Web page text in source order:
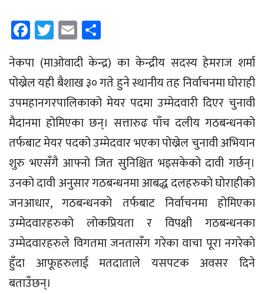
Facebook
Twitter
Email
नेकपा (माओवादी केन्द्र) का केन्द्रीय सदस्य हेमराज शर्मा
पोख्रेल यही बैशाख ३० गते हुने स्थानीय तह निर्वाचनमा घोराही
उपमहानगरपालिकाको मेयर पदमा उम्मेदवारी दिएर चुनावी
मैदानमा होमिएका छन्। सत्तारुढ पाँच दलीय गठबन्धनको
तर्फबाट मेयर पदको उम्मेदवार भएका पोख्रेल चुनावी अभियान
शुरु भएसँगै आफ्नो जित सुनिश्चित भइसकेको दावी गर्छन्।
उनको दावी अनुसार गठबन्धनमा आबद्ध दलहरुको घोराहीको
जनआधार, गठबन्धनको तर्फबाट निर्वाचनमा होमिएका
उम्मेदवारहरुको लोकप्रियता र विपक्षी गठबन्धनका
उम्मेदवारहरुले विगतमा जनतासँग गरेका वाचा पूरा नगरेको
हुँदा आफूहरुलाई मतदाताले यसपटक अवसर दिने
बताउँछन्।